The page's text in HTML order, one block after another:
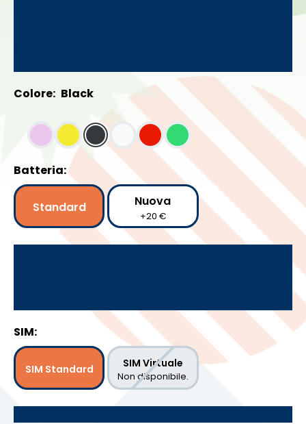
Colore: Black
Batteria:
Standard Nuova
+20 €
SIM:
SIM Standard SIM Virtuale
Non disponibile.